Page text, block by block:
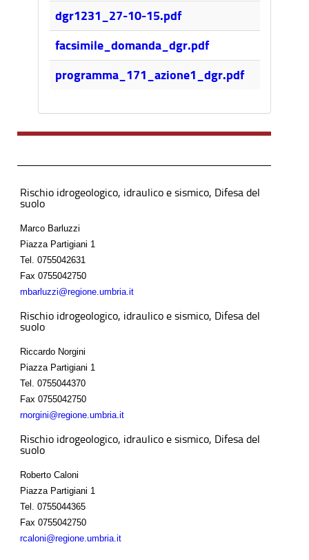
dgr1231_27-10-15.pdf
facsimile_domanda_dgr.pdf
programma_171_azione1_dgr.pdf
Rischio idrogeologico, idraulico e sismico, Difesa del
suolo
Marco Barluzzi
Piazza Partigiani 1
Tel. 0755042631
Fax 0755042750
mbarluzzi@regione.umbria.it
Rischio idrogeologico, idraulico e sismico, Difesa del
suolo
Riccardo Norgini
Piazza Partigiani 1
Tel. 0755044370
Fax 0755042750
rnorgini@regione.umbria.it
Rischio idrogeologico, idraulico e sismico, Difesa del
suolo
Roberto Caloni
Piazza Partigiani 1
Tel. 0755044365
Fax 0755042750
rcaloni@regione.umbria.it